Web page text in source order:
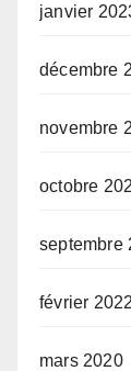
janvier
décembre
novembre
octobre
septembre
février 2022
mars 2020